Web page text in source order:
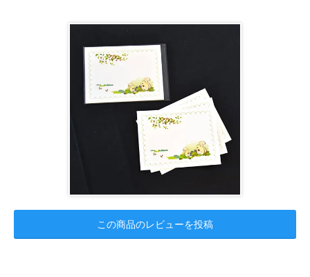
この商品のレビューを投稿